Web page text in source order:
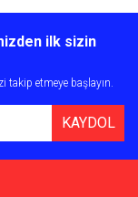
ilk sizin
etmeye başlayın.
KAYDOL